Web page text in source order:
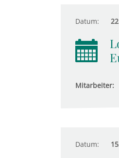
Datum:
Mitarbeiter:
Datum: